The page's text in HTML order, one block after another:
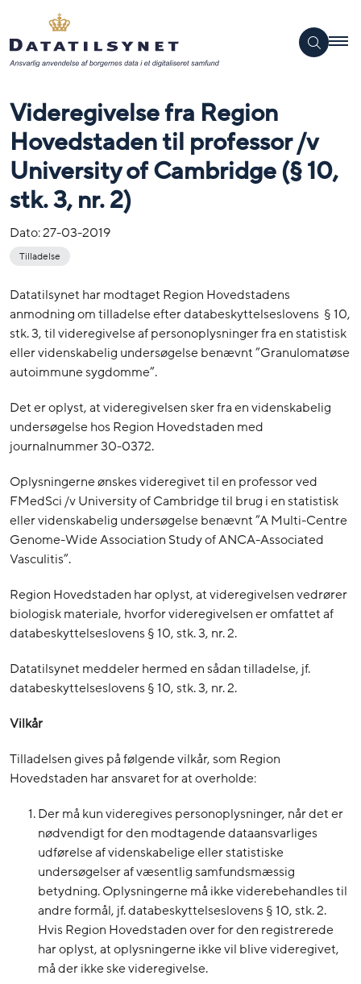
Videregivelse fra Region
Hovedstaden til professor /v
University of Cambridge (§ 10,
stk. 3, nr. 2)
Dato:27-03-2019
Tilladelse
Datatilsynet har modtaget Region Hovedstadens
anmodning om tilladelse efter databeskyttelseslovens § 10,
stk. 3, til videregivelse af personoplysninger fra en statistisk
eller videnskabelig undersøgelse benævnt ”Granulomatøse
autoimmune sygdomme”.
Det er oplyst, at videregivelsen sker fra en videnskabelig
undersøgelse hos Region Hovedstaden med
journalnummer 30-0372.
Oplysningerne ønskes videregivet til en professor ved
FMedSci /v University of Cambridge til brug i en statistisk
eller videnskabelig undersøgelse benævnt ”A Multi-Centre
Genome-Wide Association Study of ANCA-Associated
Vasculitis”.
Region Hovedstaden har oplyst, at videregivelsen vedrører
biologisk materiale, hvorfor videregivelsen er omfattet af
databeskyttelseslovens § 10, stk. 3, nr. 2.
Datatilsynet meddeler hermed en sådan tilladelse, jf.
databeskyttelseslovens § 10, stk. 3, nr. 2.
Vilkår
Tilladelsen gives på følgende vilkår, som Region
Hovedstaden har ansvaret for at overholde:
Der må kun videregives personoplysninger, når det er
nødvendigt for den modtagende dataansvarliges
udførelse af videnskabelige eller statistiske
undersøgelser af væsentlig samfundsmæssig
betydning. Oplysningerne må ikke viderebehandles til
andre formål, jf. databeskyttelseslovens § 10, stk. 2.
Hvis Region Hovedstaden over for den registrerede
har oplyst, at oplysningerne ikke vil blive videregivet,
må der ikke ske videregivelse.